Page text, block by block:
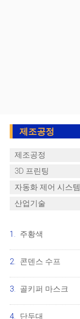
제조공정
제조공정
3D 프린팅
자동화 제어 시스템
산업기술
주황색
콘덴스 수프
골키퍼 마스크
단두대